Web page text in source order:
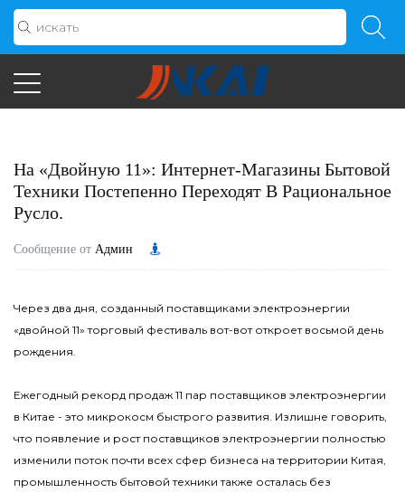
На «двойную 11»: Интернет-Магазины Бытовой
Техники Постепенно Переходят В Рациональное
Русло.
Сообщение от Админ
Через два дня, созданный поставщиками электроэнергии
«двойной 11» торговый фестиваль вот-вот откроет восьмой день
рождения.
Ежегодный рекорд продаж 11 пар поставщиков электроэнергии
в Китае - это микрокосм быстрого развития. Излишне говорить,
что появление и рост поставщиков электроэнергии полностью
изменили поток почти всех сфер бизнеса на территории Китая,
промышленность бытовой техники также осталась без